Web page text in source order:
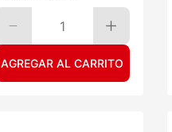
1
AGREGAR AL CARRITO